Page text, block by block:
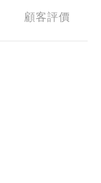
顧客評價